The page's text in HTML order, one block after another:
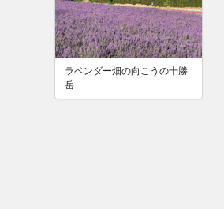
ラベンダー畑の向こうの十勝
岳